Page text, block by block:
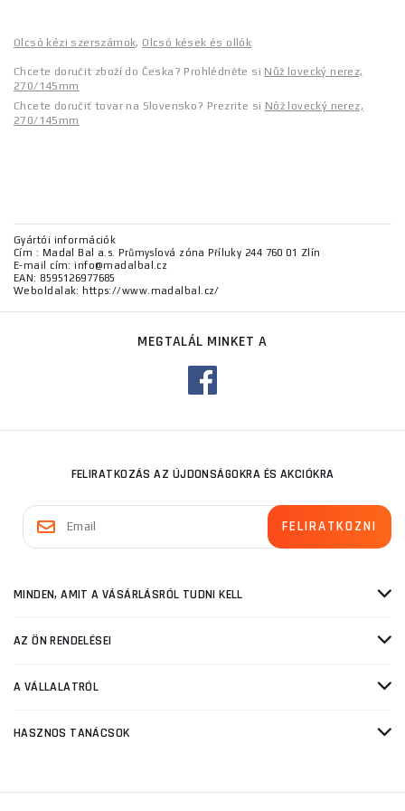
Olcsó kézi szerszámok, Olcsó kések és ollók
Chcete doručit zboží do Česka? Prohlédněte si Nůž lovecký nerez,
270/145mm
Chcete doručiť tovar na Slovensko? Prezrite si Nôž lovecký nerez,
270/145mm
Gyártói információk
Cím : Madal Bal a.s. Průmyslová zóna Příluky 244 760 01 Zlín
E-mail cím: info@madalbal.cz
EAN: 8595126977685
Weboldalak: https://www.madalbal.cz/
MEGTALÁL MINKET A
FELIRATKOZÁS AZ ÚJDONSÁGOKRA ÉS AKCIÓKRA
MINDEN, AMIT A VÁSÁRLÁSRÓL TUDNI KELL
AZ ÖN RENDELÉSEI
A VÁLLALATRÓL
HASZNOS TANÁCSOK